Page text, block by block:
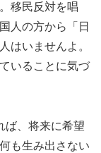
移民反対を唱
人の方から「日
はいませんよ。
いることに気づ
ば、将来に希望
も生み出さない